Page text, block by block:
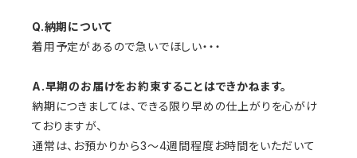
Q.納期について
着用予定があるので急いでほしい・・・
A.早期のお届けをお約束することはできかねます。
納期につきましては、できる限り早めの仕上がりを心がけ
ておりますが、
通常は、お預かりから3〜4週間程度お時間をいただいて